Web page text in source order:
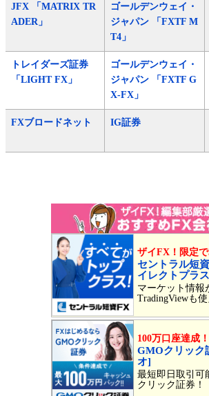
JFX 「MATRIX TR
ADER」
ゴールデンウェイ・
ジャパン 「FXTF M
T4」
トレイダーズ証券
「LIGHT FX」
ゴールデンウェイ・
ジャパン 「FXTF G
X-FX」
FXブロードネット IG証券
ザイFX！限定で
セントラル短
イレクトプラ
マーケット情報
TradingViewも
100万口座達成！
GMOクリック
オ]
最短即日取引可
クリック証券！